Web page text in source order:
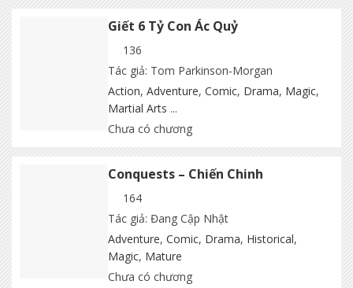
Giết 6 Tỷ Con Ác Quỷ
136
Tác giả: Tom Parkinson-Morgan
Action, Adventure, Comic, Drama, Magic,
Martial Arts ...
Chưa có chương
Conquests – Chiến Chinh
164
Tác giả: Đang Cập Nhật
Adventure, Comic, Drama, Historical,
Magic, Mature
Chưa có chương